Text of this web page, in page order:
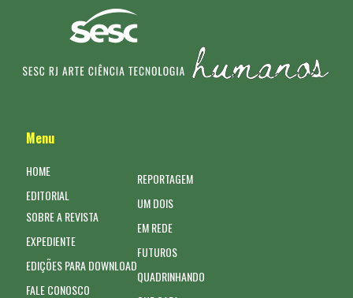
Menu
HOME
EDITORIAL
SOBRE A REVISTA
EXPEDIENTE
EDIÇÕES PARA DOWNLOAD
FALE CONOSCO
REPORTAGEM
UM DOIS
EM REDE
FUTUROS
QUADRINHANDO